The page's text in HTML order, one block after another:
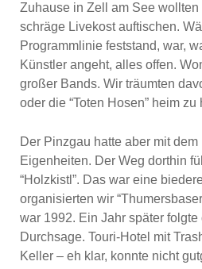
Zuhause in Zell am See
schräge Livekost auftischen.
Programmlinie feststand, war,
Künstler angeht, alles offen.
großer Bands. Wir träumten
oder die “Toten Hosen” heim zu
Der Pinzgau hatte aber mit
Eigenheiten. Der Weg dorthin
“Holzkistl”. Das war eine
organisierten wir
war 1992. Ein Jahr später
Durchsage. Touri-Hotel mit
Keller – eh klar, konnte nicht